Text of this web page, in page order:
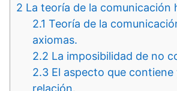
2 La teoría de la comunicación
2.1 Teoría de la
axiomas.
2.2 La imposibilidad de no
2.3 El aspecto que contiene
relación.